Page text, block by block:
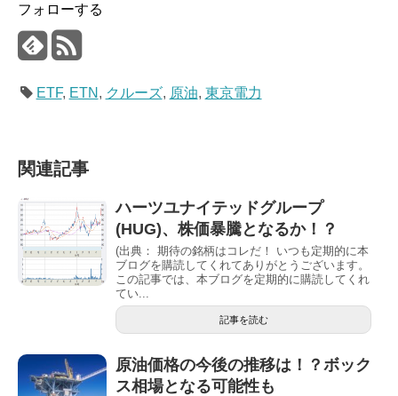
フォローする
ETF, ETN , クルーズ, 原油, 東京電力
関連記事
ハーツユナイテッドグループ
(HUG)、株価暴騰となるか！？
(出典： 期待の銘柄はコレだ！ いつも定期的に本
ブログを購読してくれてありがとうございます。
この記事では、本ブログを定期的に購読してくれ
てい...
記事を読む
原油価格の今後の推移は！？ボック
ス相場となる可能性も